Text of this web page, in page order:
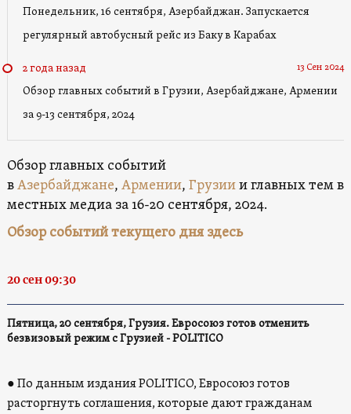
Понедельник, 16 сентября, Азербайджан. Запускается
регулярный автобусный рейс из Баку в Карабах
2 года назад 13 Сен 2024
Обзор главных событий в Грузии, Азербайджане, Армении
за 9-13 сентября, 2024
Обзор главных событий
вАзербайджане, Армении, Грузиии главных тем в
местных медиа за 16-20 сентября, 2024.
Обзор событий текущего дня здесь
20 сен 09:30
Пятница, 20 сентября, Грузия. Евросоюз готов отменить
безвизовый режим с Грузией - POLITICO
● По данным издания POLITICO, Евросоюз готов
расторгнуть соглашения, которые дают гражданам